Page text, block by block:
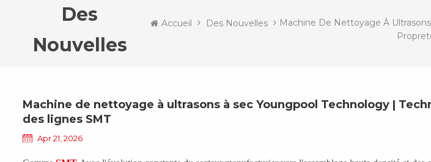
Des
Nouvelles
Accueil Des Nouvelles
Machine De Nettoyage À
Machine de nettoyage à ultrasons à sec Youngpool Technology |
des lignes SMT
Apr 21, 2026